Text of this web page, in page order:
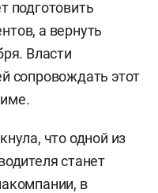
подготовить
а вернуть
Власти
сопровождать этот
что одной из
станет
в